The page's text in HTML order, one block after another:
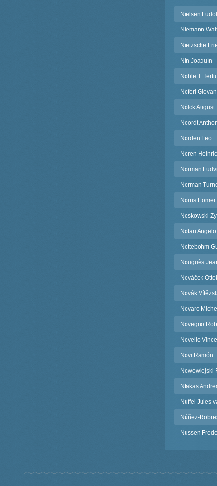
Nielsen
Niemann
Nietzsche
Nin Joaquín
Noble T.
Noferi
Nölck August
Noordt
Norden Leo
Noren
Norman
Norman
Norris Homer
Noskowski
Notari Angelo
Nottebohm
Nouguès
Nováček
Novák
Novaro
Novegno
Novello
Novi Ramón
Nowowiejski
Ntakas
Nuffel Jules
Núñez-
Nussen